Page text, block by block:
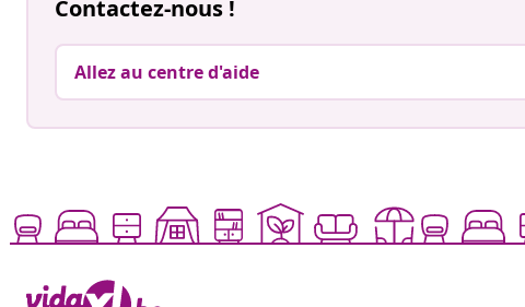
Contactez-nous !
Allez au centre d'aide